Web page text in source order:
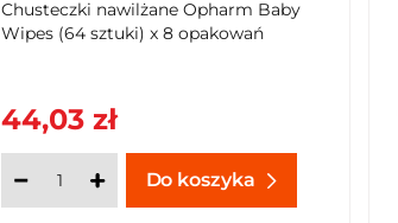
Chusteczki nawilżane Opharm Baby
Wipes (64 sztuki) x 8 opakowań
44,03 zł
Do koszyka